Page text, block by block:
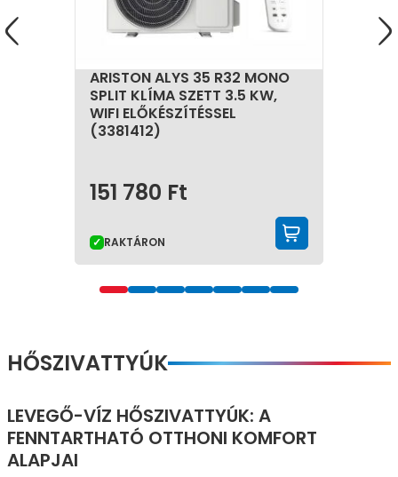
ARISTON ALYS 35 R32 MONO
SPLIT KLÍMA SZETT 3.5 KW,
WIFI ELŐKÉSZÍTÉSSEL
(3381412)
151 780 Ft
RAKTÁRON
HŐSZIVATTYÚK
LEVEGŐ-VÍZ HŐSZIVATTYÚK: A
FENNTARTHATÓ OTTHONI KOMFORT
ALAPJAI